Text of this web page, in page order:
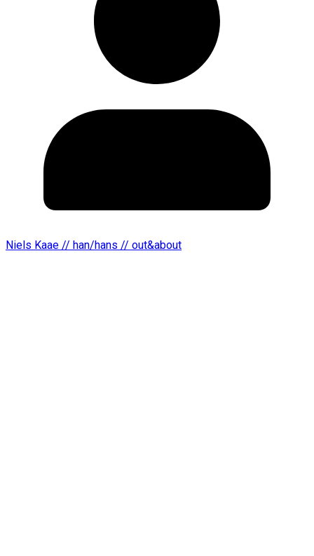
Niels Kaae // han/hans // out&about